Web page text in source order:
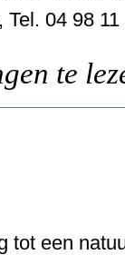
04 98
te
tot een